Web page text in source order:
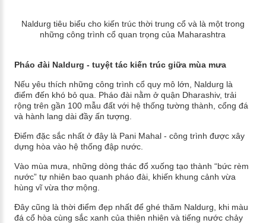
Naldurg tiêu biểu cho kiến trúc thời trung cổ và là một trong
những công trình cổ quan trọng của Maharashtra
Pháo đài Naldurg - tuyệt tác kiến trúc giữa mùa mưa
Nếu yêu thích những công trình cổ quy mô lớn, Naldurg là
điểm đến khó bỏ qua. Pháo đài nằm ở quận Dharashiv, trải
rộng trên gần 100 mẫu đất với hệ thống tường thành, cổng đá
và hành lang dài đầy ấn tượng.
Điểm đặc sắc nhất ở đây là Pani Mahal - công trình được xây
dựng hòa vào hệ thống đập nước.
Vào mùa mưa, những dòng thác đổ xuống tạo thành “bức rèm
nước” tự nhiên bao quanh pháo đài, khiến khung cảnh vừa
hùng vĩ vừa thơ mộng.
Đây cũng là thời điểm đẹp nhất để ghé thăm Naldurg, khi màu
đá cổ hòa cùng sắc xanh của thiên nhiên và tiếng nước chảy